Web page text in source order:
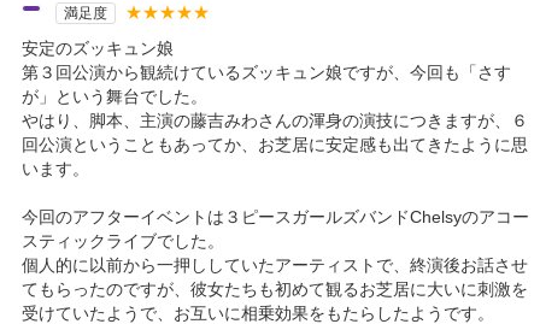
満足度
★★★★★
安定のズッキュン娘
第３回公演から観続けているズッキュン娘ですが、今回も「さす
が」という舞台でした。
やはり、脚本、主演の藤吉みわさんの渾身の演技につきますが、６
回公演ということもあってか、お芝居に安定感も出てきたように思
います。
今回のアフターイベントは３ピースガールズバンドChelsyのアコー
スティックライブでした。
個人的に以前から一押ししていたアーティストで、終演後お話させ
てもらったのですが、彼女たちも初めて観るお芝居に大いに刺激を
受けていたようで、お互いに相乗効果をもたらしたようです。